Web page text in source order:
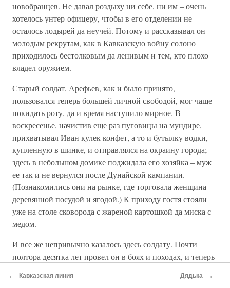
новобранцев. Не давал роздыху ни себе, ни им – очень
хотелось унтер-офицеру, чтобы в его отделении не
осталось лодырей да неучей. Потому и рассказывал он
молодым рекрутам, как в Кавказскую войну солоно
приходилось бестолковым да ленивым и тем, кто плохо
владел оружием.
Старый солдат, Арефьев, как и было принято,
пользовался теперь большей личной свободой, мог чаще
покидать роту, да и время наступило мирное. В
воскресенье, начистив еще раз пуговицы на мундире,
прихватывал Иван кулек конфет, а то и бутылку водки,
купленную в шинке, и отправлялся на окраину города;
здесь в небольшом домике поджидала его хозяйка – муж
ее так и не вернулся после Дунайской кампании.
(Познакомились они на рынке, где торговала женщина
деревянной посудой и ягодой.) К приходу гостя стояли
уже на столе сковорода с жареной картошкой да миска с
медом.
И все же непривычно казалось здесь солдату. Почти
полтора десятка лет провел он в боях и походах, и теперь
но стала приедаться – считай, порядком уж отдохнул за
← Кавказская линия Дядька →